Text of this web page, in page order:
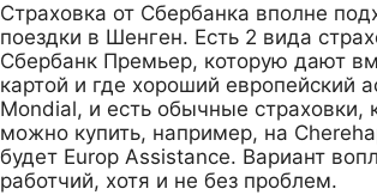
Страховка от Сбербанка вполне
поездки в Шенген. Есть 2 вида
Сбербанк Премьер, которую дают
картой и где хороший европейский
Mondial, и есть обычные страховки,
можно купить, например, на
будет Europ Assistance. Вариант
работчий, хотя и не без проблем.